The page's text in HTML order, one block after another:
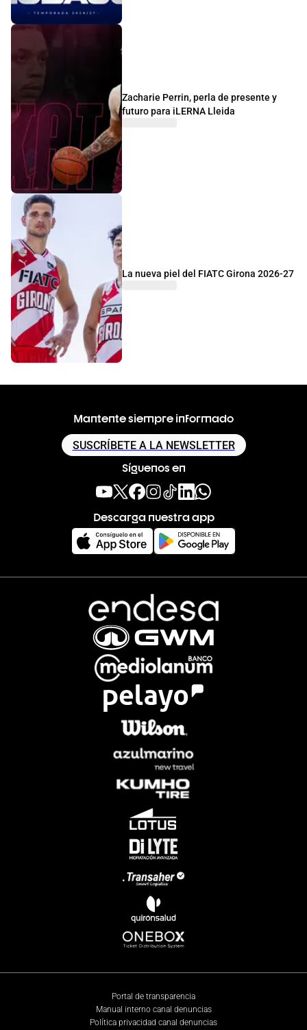
Zacharie Perrin, perla de presente y
futuro para iLERNA Lleida
La nueva piel del FIATC Girona 2026-27
Mantente siempre informado
SUSCRÍBETE A LA NEWSLETTER
Síguenos en
Descarga nuestra app
Portal de transparencia
Manual interno canal denuncias
Política privacidad canal denuncias